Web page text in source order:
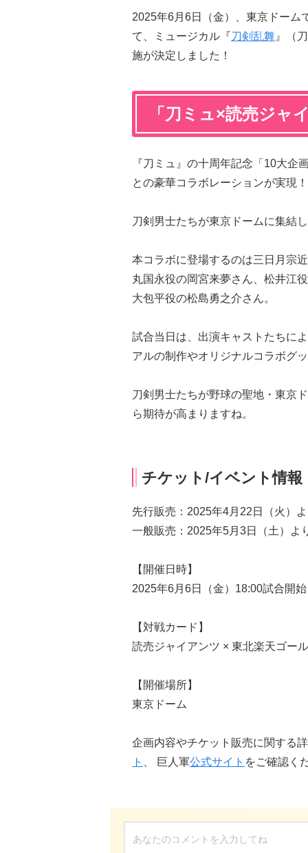
2025年6月6日（金）、東京ドーム
て、ミュージカル『刀剣乱舞 』（
施が決定しました！
「刀ミュ×読売ジャ
『刀ミュ』の十周年記念「10大企
との豪華コラボレーションが実現！
刀剣男士たちが東京ドームに集結
本コラボに登場するのは三日月宗
丸国永役の岡宮来夢さん、松井江
大包平役の松島勇之介さん。
試合当日は、出演キャストたちに
アルの制作やオリジナルコラボグ
刀剣男士たちが野球の聖地・東京
ら期待が高まりますね。
チケット/イベント情報
先行販売：2025年4月22日（火）
一般販売：2025年5月3日（土）よ
【開催日時】
2025年6月6日（金）18:00試合開始
【対戦カード】
読売ジャイアンツ × 東北楽天ゴー
【開催場所】
東京ドーム
企画内容やチケット販売に関する
ト
、 巨人軍公式サイト をご確認く